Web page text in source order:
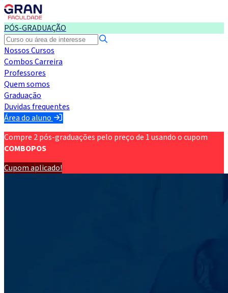
PÓS-GRADUAÇÃO
Nossos Cursos
Combos Carreira
Professores
Quem somos
Graduação
Duvidas frequentes
Área do aluno
Compre 2 pós-graduações pelo preço de 1 usando o cupom
COMBOPOS
Cupom aplicado!